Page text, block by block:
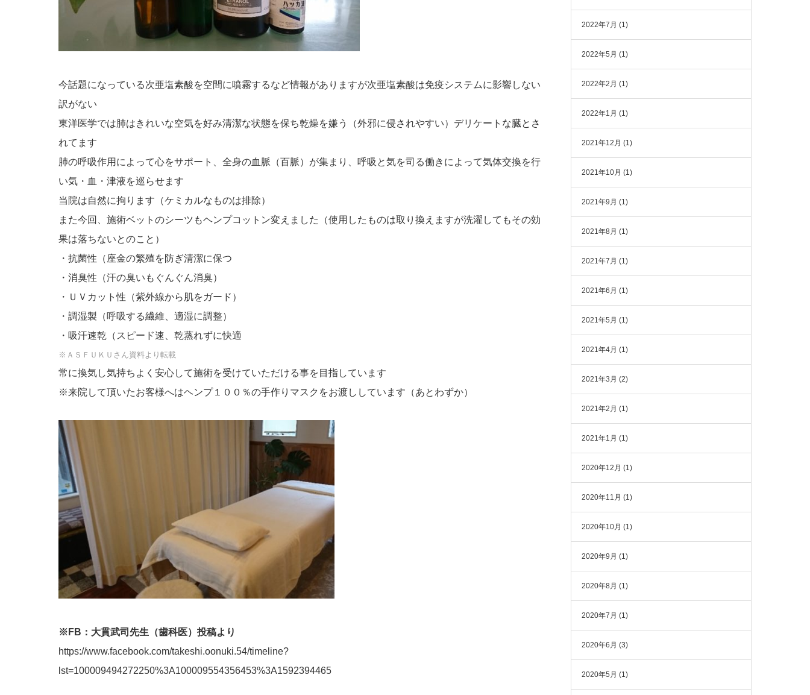
今話題になっている次亜塩素酸を空間に噴霧するなど情報がありますが次亜塩素酸は免疫システムに影響しない
訳がない
東洋医学では肺はきれいな空気を好み清潔な状態を保ち乾燥を嫌う（外邪に侵されやすい）デリケートな臓とさ
れてます
肺の呼吸作用によって心をサポート、全身の血脈（百脈）が集まり、呼吸と気を司る働きによって気体交換を行
い気・血・津液を巡らせます
当院は自然に拘ります（ケミカルなものは排除）
また今回、施術ベットのシーツもヘンプコットン変えました（使用したものは取り換えますが洗濯してもその効
果は落ちないとのこと）
・抗菌性（座金の繁殖を防ぎ清潔に保つ
・消臭性（汗の臭いもぐんぐん消臭）
・ＵＶカット性（紫外線から肌をガード）
・調湿製（呼吸する繊維、適湿に調整）
・吸汗速乾（スピード速、乾蒸れずに快適
※ＡＳＦＵＫＵさん資料より転載
常に換気し気持ちよく安心して施術を受けていただける事を目指しています
※来院して頂いたお客様へはヘンプ１００％の手作りマスクをお渡ししています（あとわずか）
※FB：大貫武司先生（歯科医）投稿より
https://www.facebook.com/takeshi.oonuki.54/timeline?
lst=100009494272250%3A100009554356453%3A1592394465
2022年7月 (1)
2022年5月 (1)
2022年2月 (1)
2022年1月 (1)
2021年12月 (1)
2021年10月 (1)
2021年9月 (1)
2021年8月 (1)
2021年7月 (1)
2021年6月 (1)
2021年5月 (1)
2021年4月 (1)
2021年3月 (2)
2021年2月 (1)
2021年1月 (1)
2020年12月 (1)
2020年11月 (1)
2020年10月 (1)
2020年9月 (1)
2020年8月 (1)
2020年7月 (1)
2020年6月 (3)
2020年5月 (1)